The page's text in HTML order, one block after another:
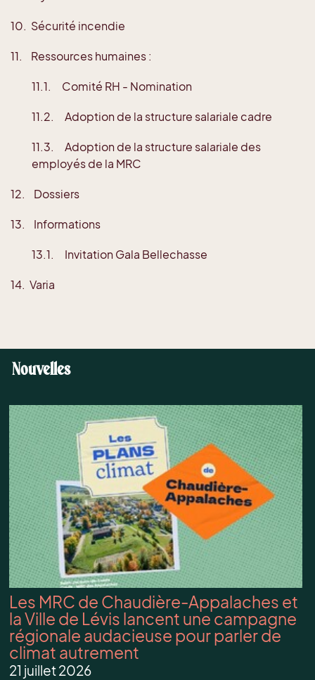
10. Sécurité incendie
11. Ressources humaines :
11.1. Comité RH - Nomination
11.2. Adoption de la structure salariale cadre
11.3. Adoption de la structure salariale des
employés de la MRC
12. Dossiers
13. Informations
13.1. Invitation Gala Bellechasse
14. Varia
Nouvelles
Les MRC de Chaudière-Appalaches et
la Ville de Lévis lancent une campagne
régionale audacieuse pour parler de
climat autrement
21 juillet 2026